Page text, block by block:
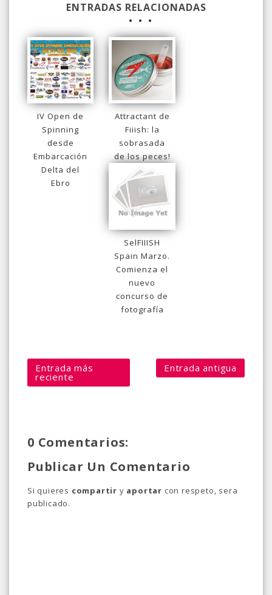
ENTRADAS RELACIONADAS
IV Open de
Spinning
desde
Embarcación
Delta del
Ebro
Attractant de
Fiiish: la
sobrasada
de los peces!
SelFIIISH
Spain Marzo.
Comienza el
nuevo
concurso de
fotografía
Entrada más
reciente
Entrada antigua
0 Comentarios:
Publicar Un Comentario
Si quieres compartir y aportar con respeto, sera
publicado.